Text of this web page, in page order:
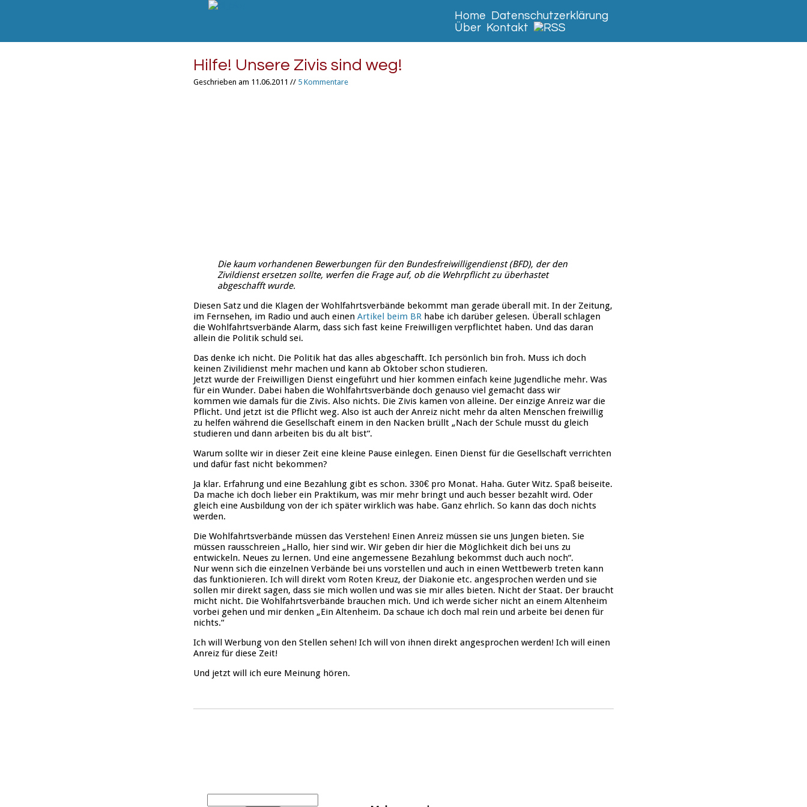
Home
Datenschutzerklärung
Über Kontakt
Hilfe! Unsere Zivis sind weg!
Geschrieben am 11.06.2011 // 5 Kommentare
Die kaum vorhandenen Bewerbungen für den Bundesfreiwilligendienst (BFD), der den
Zivildienst ersetzen sollte, werfen die Frage auf, ob die Wehrpflicht zu überhastet
abgeschafft wurde.
Diesen Satz und die Klagen der Wohlfahrtsverbände bekommt man gerade überall mit. In der Zeitung,
im Fernsehen, im Radio und auch einen Artikel beim BR habe ich darüber gelesen. Überall schlagen
die Wohlfahrtsverbände Alarm, dass sich fast keine Freiwilligen verpflichtet haben. Und das daran
allein die Politik schuld sei.
Das denke ich nicht. Die Politik hat das alles abgeschafft. Ich persönlich bin froh. Muss ich doch
keinen Zivilidienst mehr machen und kann ab Oktober schon studieren.
Jetzt wurde der Freiwilligen Dienst eingeführt und hier kommen einfach keine Jugendliche mehr. Was
für ein Wunder. Dabei haben die Wohlfahrtsverbände doch genauso viel gemacht dass wir
kommen wie damals für die Zivis. Also nichts. Die Zivis kamen von alleine. Der einzige Anreiz war die
Pflicht. Und jetzt ist die Pflicht weg. Also ist auch der Anreiz nicht mehr da alten Menschen freiwillig
zu helfen während die Gesellschaft einem in den Nacken brüllt „Nach der Schule musst du gleich
studieren und dann arbeiten bis du alt bist“.
Warum sollte wir in dieser Zeit eine kleine Pause einlegen. Einen Dienst für die Gesellschaft verrichten
und dafür fast nicht bekommen?
Ja klar. Erfahrung und eine Bezahlung gibt es schon. 330€ pro Monat. Haha. Guter Witz. Spaß beiseite.
Da mache ich doch lieber ein Praktikum, was mir mehr bringt und auch besser bezahlt wird. Oder
gleich eine Ausbildung von der ich später wirklich was habe. Ganz ehrlich. So kann das doch nichts
werden.
Die Wohlfahrtsverbände müssen das Verstehen! Einen Anreiz müssen sie uns Jungen bieten. Sie
müssen rausschreien „Hallo, hier sind wir. Wir geben dir hier die Möglichkeit dich bei uns zu
entwickeln. Neues zu lernen. Und eine angemessene Bezahlung bekommst duch auch noch“.
Nur wenn sich die einzelnen Verbände bei uns vorstellen und auch in einen Wettbewerb treten kann
das funktionieren. Ich will direkt vom Roten Kreuz, der Diakonie etc. angesprochen werden und sie
sollen mir direkt sagen, dass sie mich wollen und was sie mir alles bieten. Nicht der Staat. Der braucht
micht nicht. Die Wohlfahrtsverbände brauchen mich. Und ich werde sicher nicht an einem Altenheim
vorbei gehen und mir denken „Ein Altenheim. Da schaue ich doch mal rein und arbeite bei denen für
nichts.“
Ich will Werbung von den Stellen sehen! Ich will von ihnen direkt angesprochen werden! Ich will einen
Anreiz für diese Zeit!
Und jetzt will ich eure Meinung hören.